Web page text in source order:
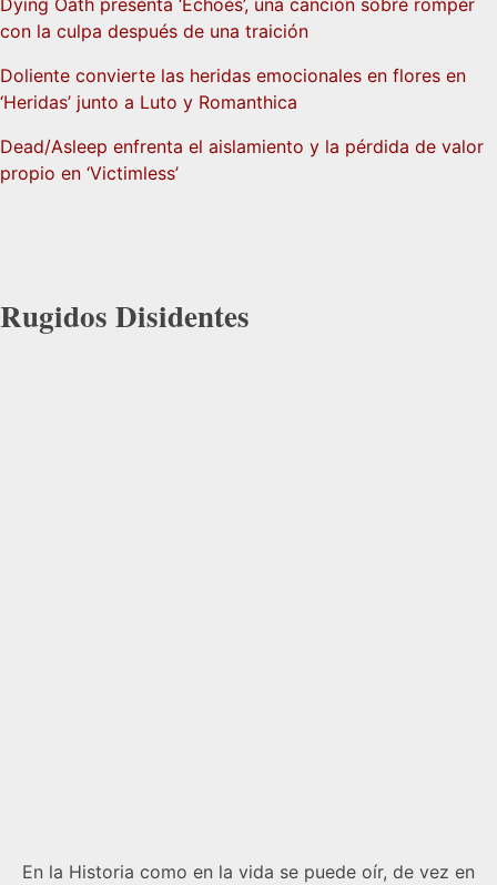
con la culpa después de una traición
Doliente convierte las heridas emocionales en flores en
‘Heridas’ junto a Luto y Romanthica
Dead/Asleep enfrenta el aislamiento y la pérdida de valor
propio en ‘Victimless’
Rugidos Disidentes
En la Historia como en la vida se puede oír, de vez en